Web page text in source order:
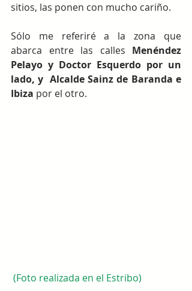
sitios, las ponen con mucho cariño.
Sólo me referiré a la zona que
abarca entre las calles Menéndez
Pelayo y Doctor Esquerdo por un
lado, y  Alcalde Sainz de Baranda e
Ibiza por el otro.
(Foto realizada en el Estribo)